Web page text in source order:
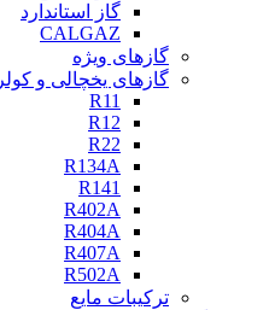
گاز استاندارد
CALGAZ
گازهای ویژه
گازهای یخچالی و کولر
R11
R12
R22
R134A
R141
R402A
R404A
R407A
R502A
ترکیبات مایع